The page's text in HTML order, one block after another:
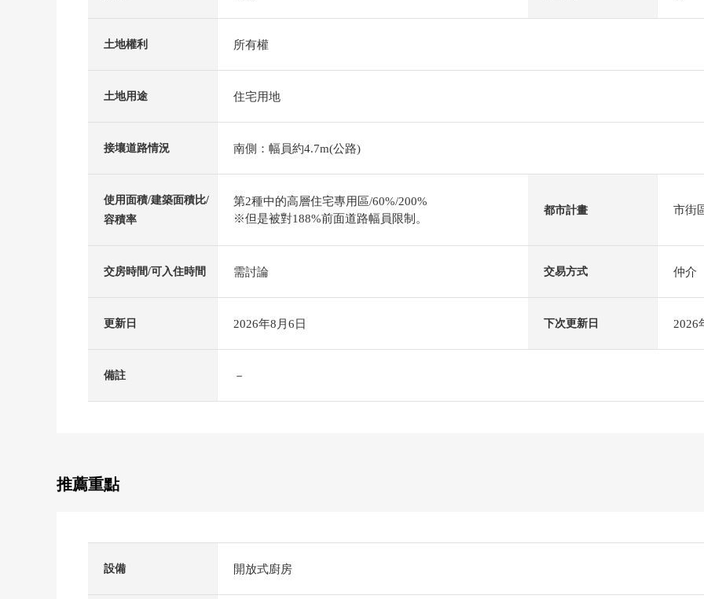
土地權利 所有權
土地用途 住宅用地
接壤道路情況 南側：幅員約4.7m(公路)
使用面積/建築面積比/
容積率
第2種中的高層住宅專用區/60%/200%
※但是被對188%前面道路幅員限制。
都市計畫 市街
交房時間/可入住時間 需討論 交易方式 仲介
更新日 2026年8月6日 下次更新日 2026
備註 －
推薦重點
設備 開放式廚房